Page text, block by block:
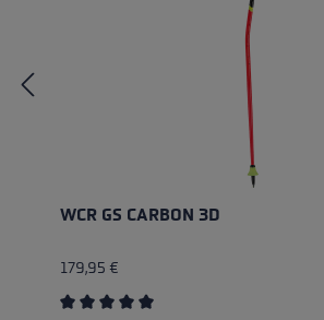
WCR GS CARBON 3D
179,95 €